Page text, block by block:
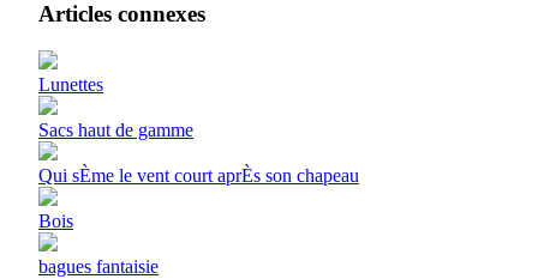
Articles connexes
Lunettes
Sacs haut de gamme
Qui sÈme le vent court aprÈs son chapeau
Bois
bagues fantaisie